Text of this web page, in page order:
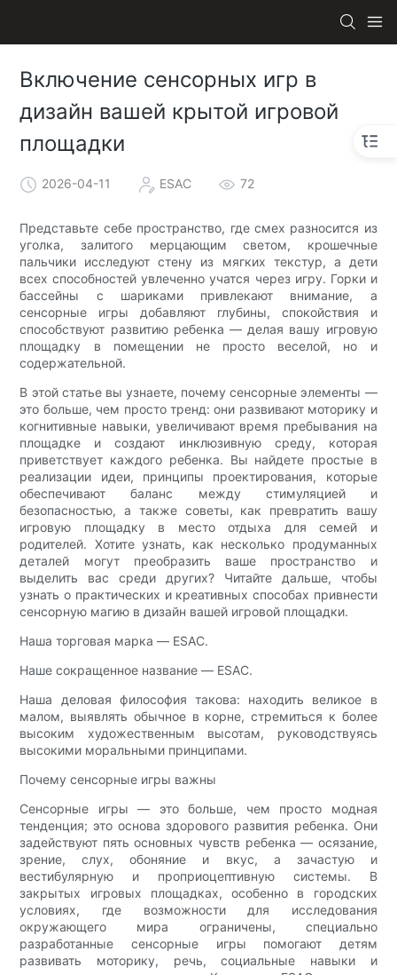
Включение сенсорных игр в
дизайн вашей крытой игровой
площадки
2026-04-11 ESAC 72
Представьте себе пространство, где смех разносится из
уголка, залитого мерцающим светом, крошечные
пальчики исследуют стену из мягких текстур, а дети
всех способностей увлеченно учатся через игру. Горки и
бассейны с шариками привлекают внимание, а
сенсорные игры добавляют глубины, спокойствия и
способствуют развитию ребенка — делая вашу игровую
площадку в помещении не просто веселой, но и
содержательной.
В этой статье вы узнаете, почему сенсорные элементы —
это больше, чем просто тренд: они развивают моторику и
когнитивные навыки, увеличивают время пребывания на
площадке и создают инклюзивную среду, которая
приветствует каждого ребенка. Вы найдете простые в
реализации идеи, принципы проектирования, которые
обеспечивают баланс между стимуляцией и
безопасностью, а также советы, как превратить вашу
игровую площадку в место отдыха для семей и
родителей. Хотите узнать, как несколько продуманных
деталей могут преобразить ваше пространство и
выделить вас среди других? Читайте дальше, чтобы
узнать о практических и креативных способах привнести
сенсорную магию в дизайн вашей игровой площадки.
Наша торговая марка — ESAC.
Наше сокращенное название — ESAC.
Наша деловая философия такова: находить великое в
малом, выявлять обычное в корне, стремиться к более
высоким художественным высотам, руководствуясь
высокими моральными принципами.
Почему сенсорные игры важны
Сенсорные игры — это больше, чем просто модная
тенденция; это основа здорового развития ребенка. Они
задействуют пять основных чувств ребенка — осязание,
зрение, слух, обоняние и вкус, а зачастую и
вестибулярную и проприоцептивную системы. В
закрытых игровых площадках, особенно в городских
условиях, где возможности для исследования
окружающего мира ограничены, специально
разработанные сенсорные игры помогают детям
развивать моторику, речь, социальные навыки и